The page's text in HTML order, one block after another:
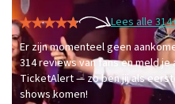
Lees alle
Er zijn momenteel geen
314 reviews van fans en meld
TicketAlert — zo ben jij als
shows komen!